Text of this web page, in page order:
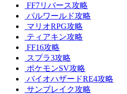
FF7リバース攻略
パルワールド攻略
マリオRPG攻略
ティアキン攻略
FF16攻略
スプラ3攻略
ポケモンSV攻略
バイオハザードRE4攻略
サンブレイク攻略